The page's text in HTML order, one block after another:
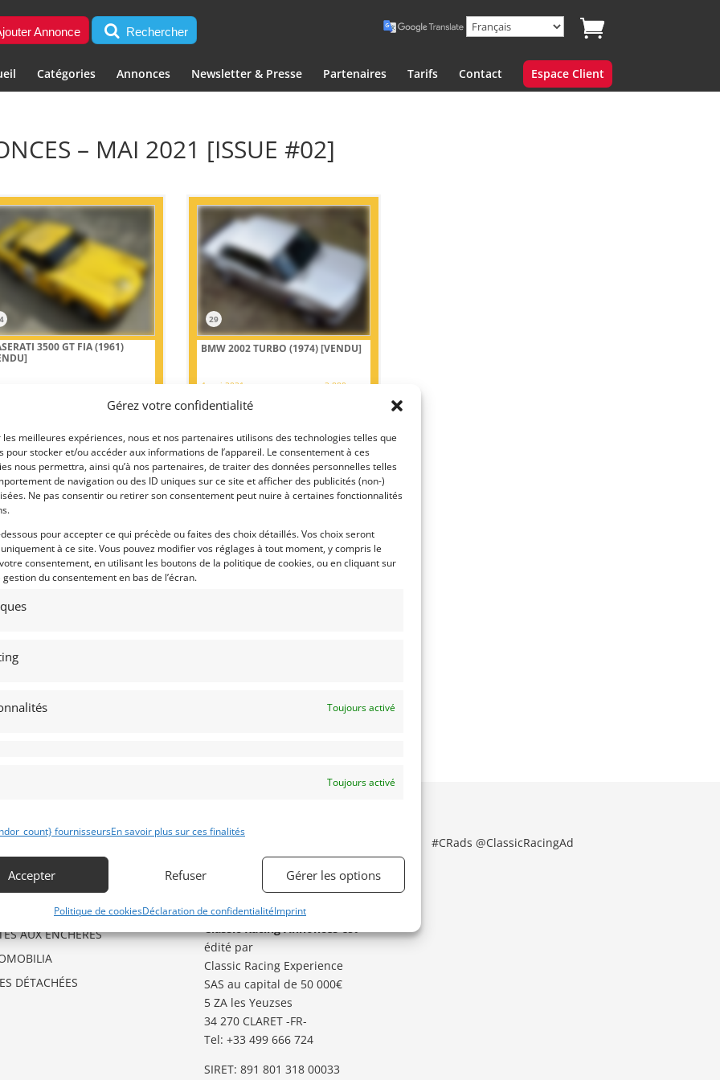
Gérez votre confidentialité
meilleures expériences, nous et nos partenaires utilisons des technologies telles que
pour stocker et/ou accéder aux informations de l’appareil. Le consentement à ces
nous permettra, ainsi qu’à nos partenaires, de traiter des données personnelles telles
de navigation ou des ID uniques sur ce site et afficher des publicités (non-)
Ne pas consentir ou retirer son consentement peut nuire à certaines fonctionnalités
pour accepter ce qui précède ou faites des choix détaillés. Vos choix seront
à ce site. Vous pouvez modifier vos réglages à tout moment, y compris le
consentement, en utilisant les boutons de la politique de cookies, ou en cliquant sur
gestion du consentement en bas de l’écran.
Toujours activé
Toujours activé
fournisseursEn savoir plus sur ces finalités
Accepter Refuser Gérer les options
Politique de cookiesDéclaration de confidentialitéImprint
Annonce Rechercher
Catégories Annonces Newsletter & Presse Partenaires Tarifs Contact Espace Client
– MAI 2021 [ISSUE #02]
3500 GT FIA (1961)
documentée. Tous les
de sécurité sont à jour.
rareté sur les circuits.
par : Albion Motorcars
29
BMW 2002 TURBO (1974)[VENDU]
4 mai 2021 2 880 vues
Vends rare BMW 2002 Turbo de 1974.
de rouille ou de réparation. Toit
ouvrant, jantes alu, sièges Recaro
d'époque, intérieur en très bon état.
Certificat BMW.
Vendu par : Albion Motorcars
D’ANNONCES
AUX ENCHERES
DÉTACHÉES
GARDER LE CONTACT
Besoin d’aide ?
Contactez notre service
Classic Racing Annoncesest
édité par
Classic Racing Experience
SAS au capital de 50 000€
5 ZA les Yeuzses
34 270 CLARET -FR-
Tel: ‭+33 499 666 724‬
SIRET: 891 801 318 00033
#CRads @ClassicRacingAd